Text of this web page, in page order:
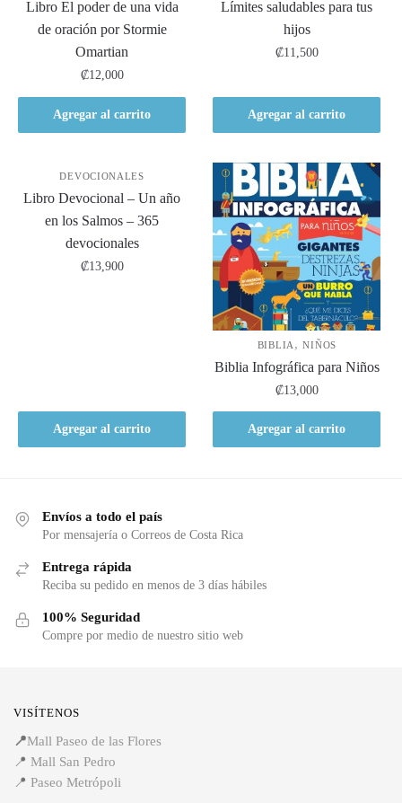
Libro El poder de una vida
de oración por Stormie
Omartian
₡12,000
Agregar al carrito
Límites saludables para tus
hijos
₡11,500
Agregar al carrito
DEVOCIONALES
Libro Devocional – Un año
en los Salmos – 365
devocionales
₡13,900
Agregar al carrito
BIBLIA ,NIÑOS
Biblia Infográfica para Niños
₡13,000
Agregar al carrito
Envíos a todo el país
Por mensajería o Correos de Costa Rica
Entrega rápida
Reciba su pedido en menos de 3 días hábiles
100% Seguridad
Compre por medio de nuestro sitio web
VISÍTENOS
📍Mall Paseo de las Flores
📍 Mall San Pedro
📍 Paseo Metrópoli